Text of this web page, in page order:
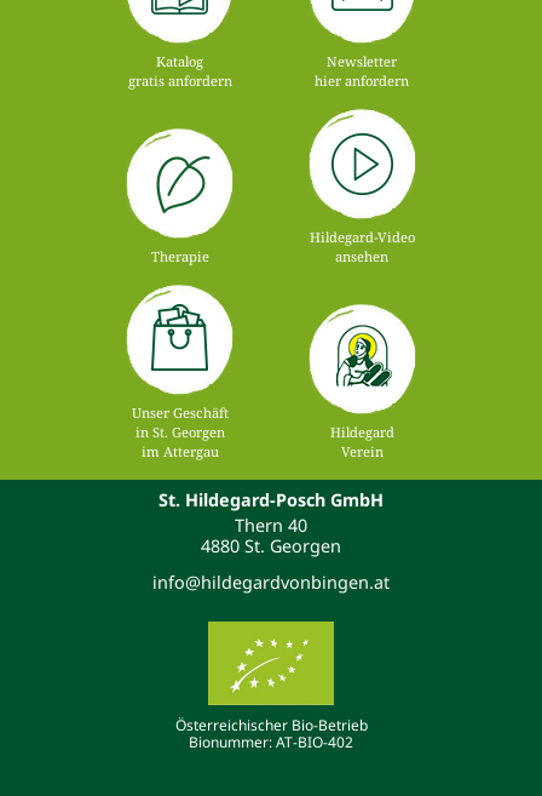
Katalog
gratis anfordern
Newsletter
hier anfordern
Therapie
Hildegard-Video
ansehen
Unser Geschäft
in St. Georgen
im Attergau
Hildegard
Verein
St. Hildegard-Posch GmbH
Thern 40
4880 St. Georgen
info@hildegardvonbingen.at
Österreichischer Bio-Betrieb
Bionummer: AT-BIO-402